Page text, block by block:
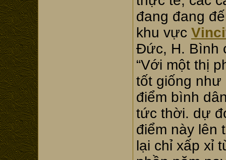
đang đang
khu vực
Đức, H. Bình
“Với một thị
tốt giống như
điểm bình
tức thời. dự
điểm này lên
lại chỉ xấp xỉ